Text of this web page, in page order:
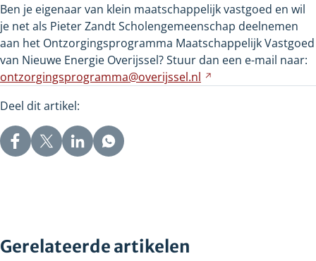
Ben je eigenaar van klein maatschappelijk vastgoed en wil
je net als Pieter Zandt Scholengemeenschap deelnemen
aan het Ontzorgingsprogramma Maatschappelijk Vastgoed
van Nieuwe Energie Overijssel? Stuur dan een e-mail naar:
ontzorgingsprogramma@overijssel.nl
Deel dit artikel:
Gerelateerde artikelen